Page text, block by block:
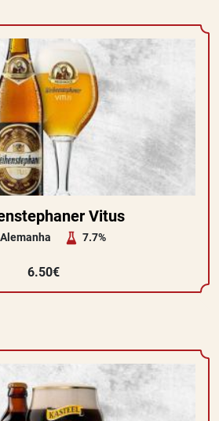
Vitus
Alemanha 7.7%
6.50€